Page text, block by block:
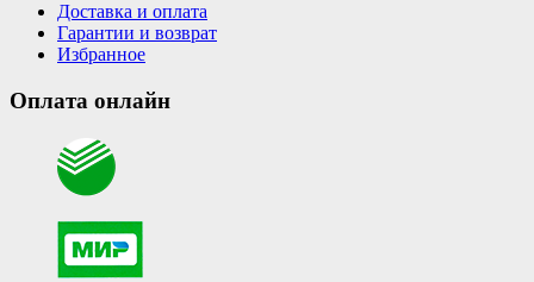
Доставка и оплата
Гарантии и возврат
Избранное
Оплата онлайн